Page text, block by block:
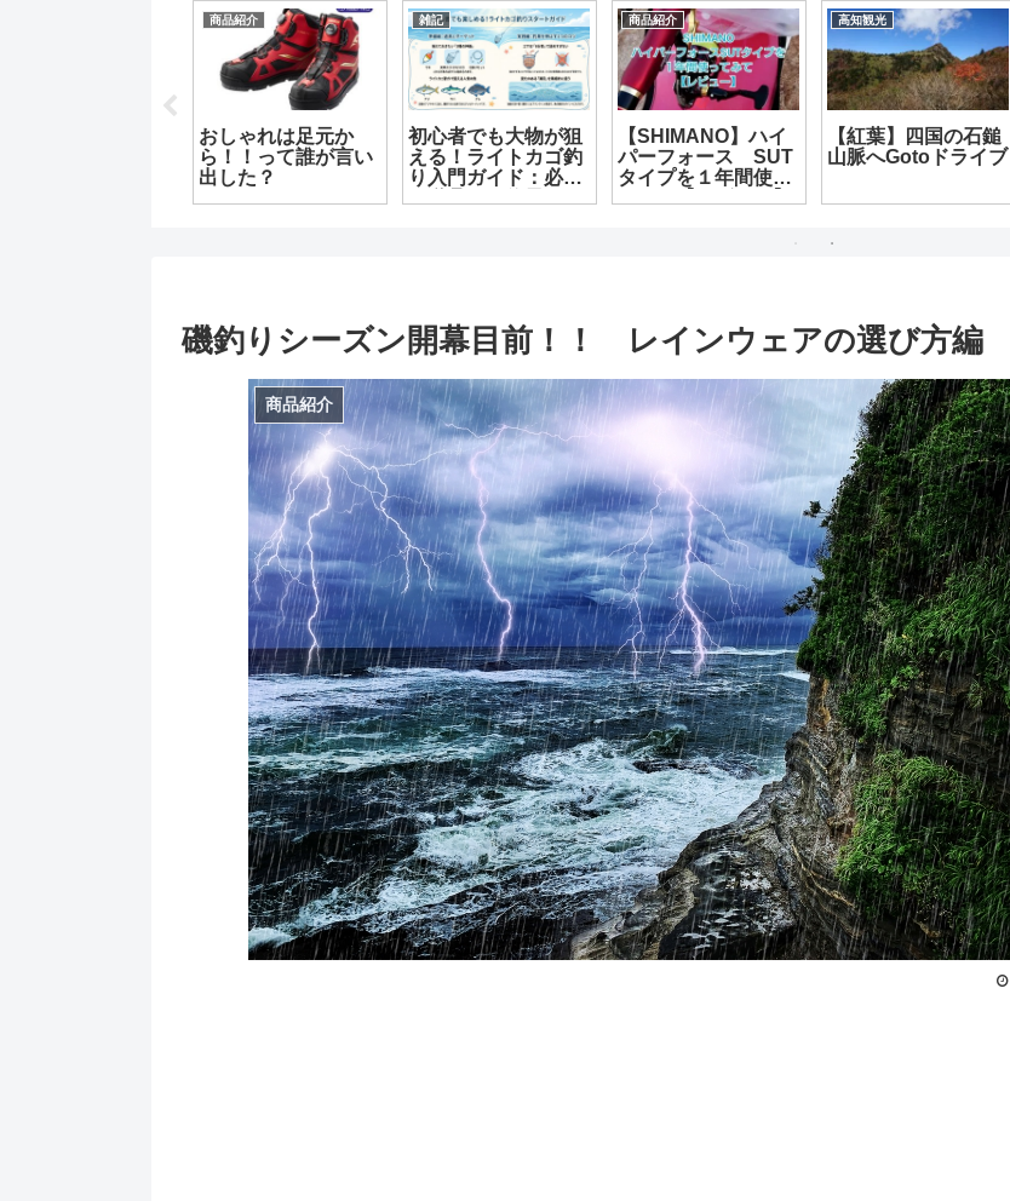
雑記
【釣り】おすすめ動
画紹介！！ ふかせ
釣り編～part３～
商品紹介
【グレふかせ釣り】
今の教科書
商品紹介
【釣武者】スキニー
シェイプロッドケー
スが出荷開始！
商品紹介
面白そうな物発見
【マッケロー二】
磯釣りシーズン開幕目前！！ レインウェアの選び方編
商品紹介